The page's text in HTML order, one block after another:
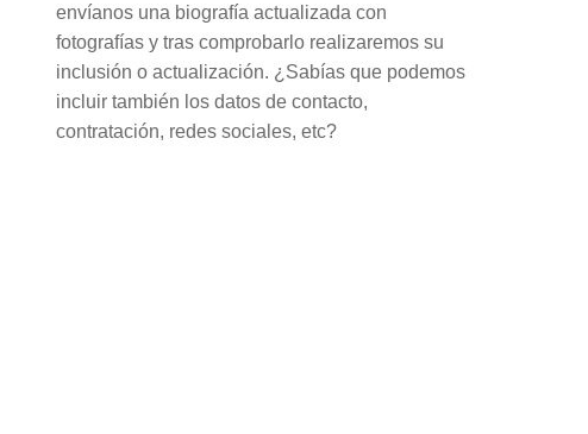
envíanos una biografía actualizada con
fotografías y tras comprobarlo realizaremos su
inclusión o actualización. ¿Sabías que podemos
incluir también los datos de contacto,
contratación, redes sociales, etc?